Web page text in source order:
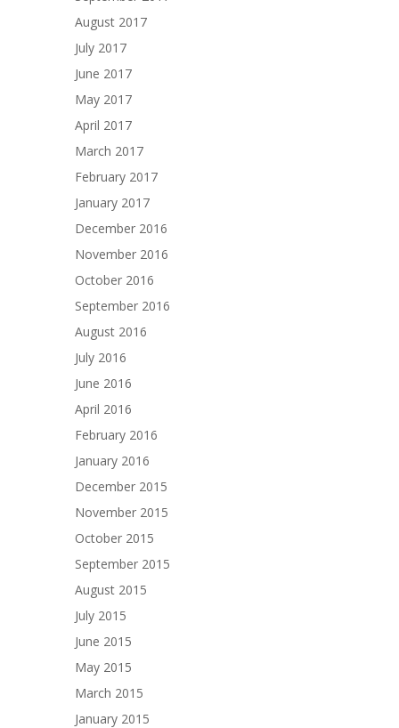
August 2017
July 2017
June 2017
May 2017
April 2017
March 2017
February 2017
January 2017
December 2016
November 2016
October 2016
September 2016
August 2016
July 2016
June 2016
April 2016
February 2016
January 2016
December 2015
November 2015
October 2015
September 2015
August 2015
July 2015
June 2015
May 2015
March 2015
January 2015